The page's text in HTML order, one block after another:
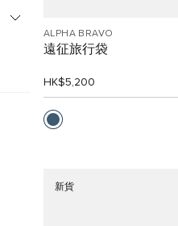
ALPHA BRAVO
遠征旅行袋
HK$5,200
新貨